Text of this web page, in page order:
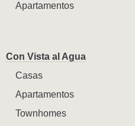
Apartamentos
Con Vista al Agua
Casas
Apartamentos
Townhomes